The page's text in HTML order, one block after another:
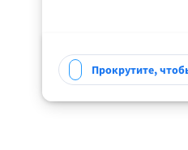
Прокрутите,